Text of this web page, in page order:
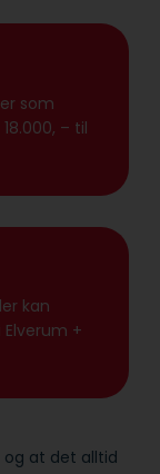
som
– til
kan
+
og at det alltid